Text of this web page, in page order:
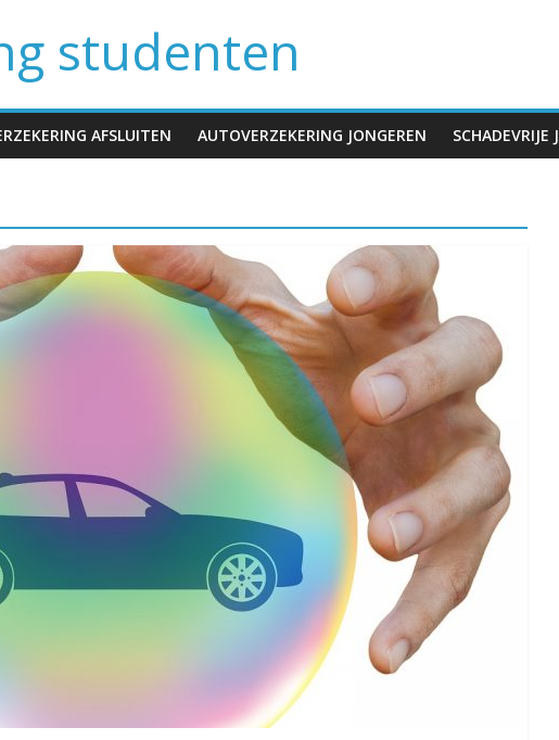
studenten
AFSLUITEN AUTOVERZEKERING JONGEREN SCHADEVRIJE